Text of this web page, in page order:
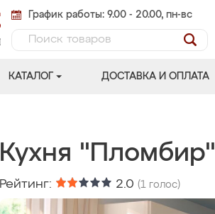
График работы: 9.00 - 20.00, пн-вс
КАТАЛОГ ДОСТАВКА И ОПЛАТА
Кухня "Пломбир"
Рейтинг: 2.0 (1 голос)